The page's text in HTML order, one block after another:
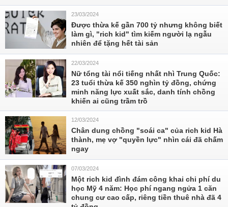
23/03/2024
Được thừa kế gần 700 tỷ nhưng không biết
làm gì, "rich kid" tìm kiếm người lạ ngẫu
nhiên để tặng hết tài sản
22/03/2024
Nữ tổng tài nổi tiếng nhất nhì Trung Quốc:
23 tuổi thừa kế 350 nghìn tỷ đồng, chứng
minh năng lực xuất sắc, danh tính chồng
khiến ai cũng trầm trồ
12/03/2024
Chân dung chồng "soái ca" của rich kid Hà
thành, mẹ vợ "quyền lực" nhìn cái đã chấm
ngay
07/03/2024
Một rich kid đình đám công khai chi phí du
học Mỹ 4 năm: Học phí ngang ngửa 1 căn
chung cư cao cấp, riêng tiền thuê nhà đã 4